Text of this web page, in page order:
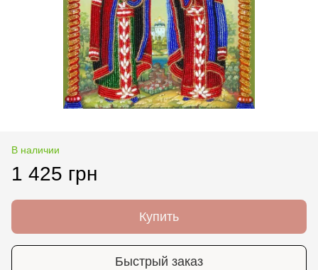
В наличии
1 425 грн
Купить
Быстрый заказ